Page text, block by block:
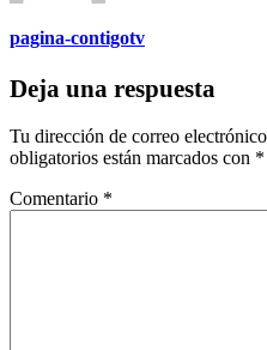
pagina-contigotv
Deja una respuesta
Tu dirección de correo
obligatorios están marcados con *
Comentario *